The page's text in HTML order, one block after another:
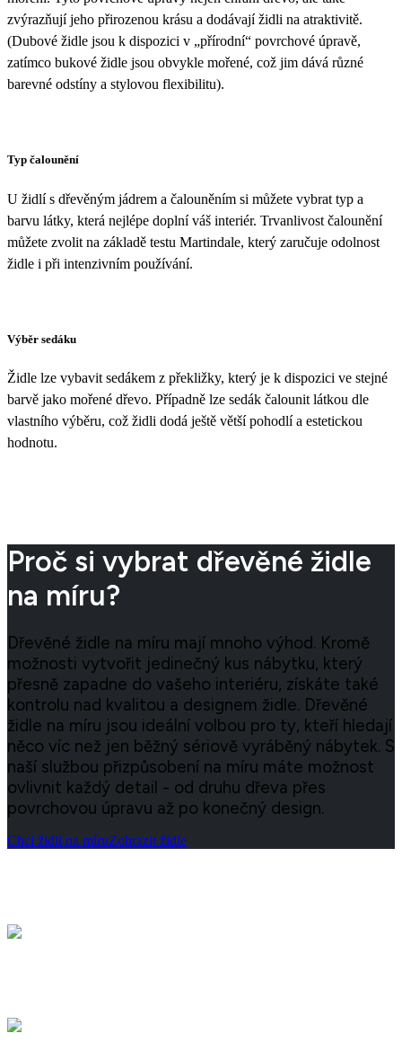
zvýrazňují jeho přirozenou krásu a dodávají židli na atraktivitě.
(Dubové židle jsou k dispozici v „přírodní“ povrchové úpravě,
zatímco bukové židle jsou obvykle mořené, což jim dává různé
barevné odstíny a stylovou flexibilitu).
Typ čalounění
U židlí s dřevěným jádrem a čalouněním si můžete vybrat typ a
barvu látky, která nejlépe doplní váš interiér. Trvanlivost čalounění
můžete zvolit na základě testu Martindale, který zaručuje odolnost
židle i při intenzivním používání.
Výběr sedáku
Židle lze vybavit sedákem z překližky, který je k dispozici ve stejné
barvě jako mořené dřevo. Případně lze sedák čalounit látkou dle
vlastního výběru, což židli dodá ještě větší pohodlí a estetickou
hodnotu.
Proč si vybrat dřevěné židle
na míru?
Dřevěné židle na míru mají mnoho výhod. Kromě
možnosti vytvořit jedinečný kus nábytku, který
přesně zapadne do vašeho interiéru, získáte také
kontrolu nad kvalitou a designem židle. Dřevěné
židle na míru jsou ideální volbou pro ty, kteří hledají
něco víc než jen běžný sériově vyráběný nábytek. S
naší službou přizpůsobení na míru máte možnost
ovlivnit každý detail - od druhu dřeva přes
povrchovou úpravu až po konečný design.
Chci židli na míruZobrazit židle